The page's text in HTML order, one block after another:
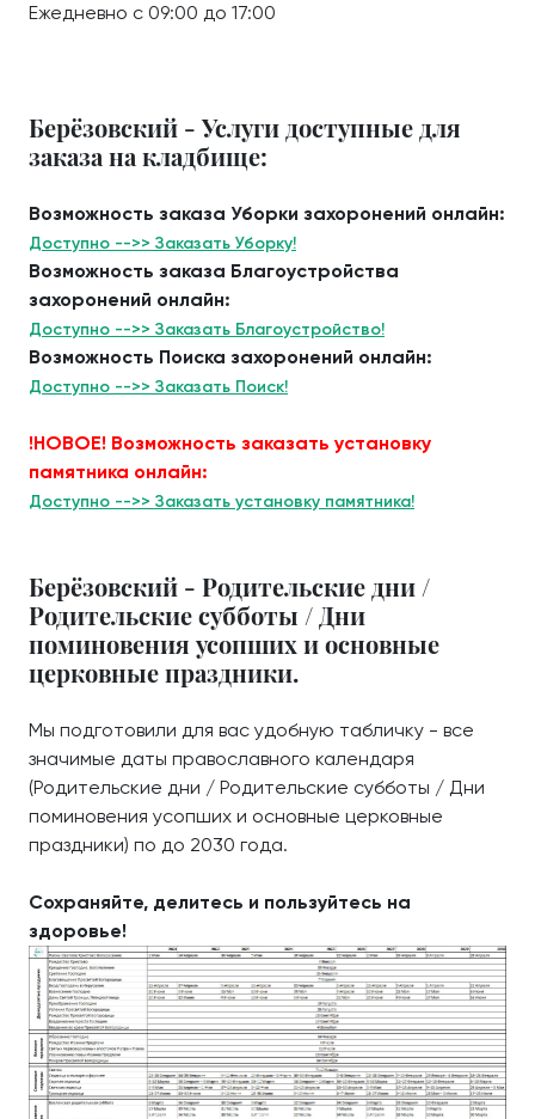
Ежедневно с 09:00 до 17:00
Берёзовский - Услуги доступные для
заказа на кладбище:
Возможность заказа Уборки захоронений онлайн:
Доступно -->> Заказать Уборку!
Возможность заказа Благоустройства
захоронений онлайн:
Доступно -->> Заказать Благоустройство!
Возможность Поиска захоронений онлайн:
Доступно -->> Заказать Поиск!
!НОВОЕ! Возможность заказать установку
памятника онлайн:
Доступно -->> Заказать установку памятника!
Берёзовский - Родительские дни /
Родительские субботы / Дни
поминовения усопших и основные
церковные праздники.
Мы подготовили для вас удобную табличку - все
значимые даты православного календаря
(Родительские дни / Родительские субботы / Дни
поминовения усопших и основные церковные
праздники) по до 2030 года.
Сохраняйте, делитесь и пользуйтесь на
здоровье!